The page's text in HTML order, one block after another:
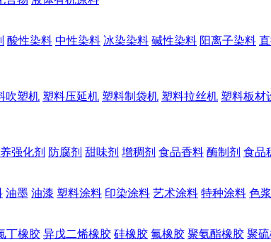
酸性染料 中性染料 冰染染料 碱性染料 阳离子染料
吹塑机 塑料压延机 塑料制袋机 塑料拉丝机 塑料板材
强化剂 防腐剂 甜味剂 增稠剂 食品香料 酶制剂 食品
油墨 油漆 塑料涂料 印染涂料 艺术涂料 特种涂料 色浆
丁橡胶 异戊二烯橡胶 硅橡胶 氟橡胶 聚氨酯橡胶 聚